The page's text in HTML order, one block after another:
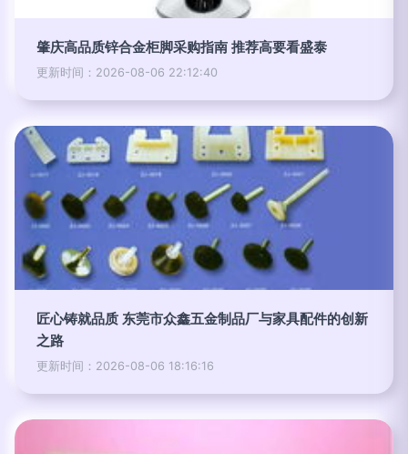
肇庆高品质锌合金柜脚采购指南 推荐高要看盛泰
更新时间：2026-08-06 22:12:40
匠心铸就品质 东莞市众鑫五金制品厂与家具配件的创新
之路
更新时间：2026-08-06 18:16:16